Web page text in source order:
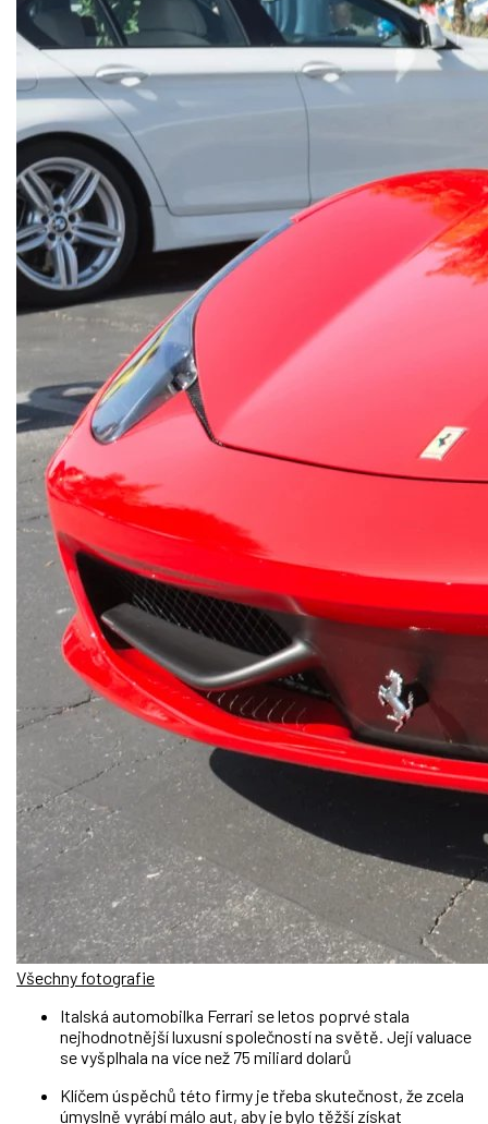
Všechny fotografie
Italská automobilka Ferrari se letos poprvé stala
nejhodnotnější luxusní společností na světě. Její valuace
se vyšplhala na více než 75 miliard dolarů
Klíčem úspěchů této firmy je třeba skutečnost, že zcela
úmyslně vyrábí málo aut, aby je bylo těžší získat